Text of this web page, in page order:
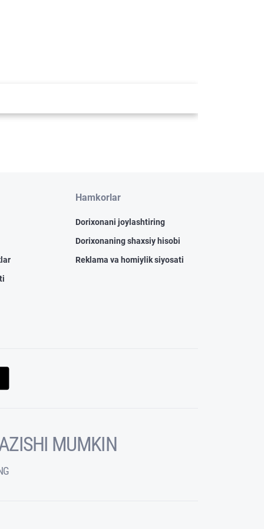
Hamkorlar
Dorixonani joylashtiring
Dorixonaning shaxsiy hisobi
Reklama va homiylik siyosati
MUMKIN